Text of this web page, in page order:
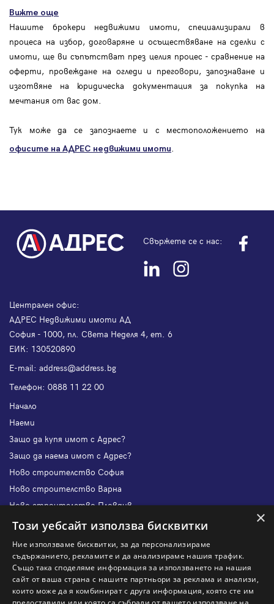
Вижте още
Нашите брокери недвижими имоти, специализирали в
процеса на избор, договаряне и осъществяване на сделки с
имоти, ще ви съпътстват през целия процес - сравнение на
оферти, провеждане на огледи и преговори, запознаване и
изготвяне на юридическа документация за покупка на
мечтания от вас дом.
Тук може да се запознаете и с местоположението на
офисите на АДРЕС недвижими имоти.
Свържете се с нас:
Централен офис:
АДРЕС Недвижими имоти АД
София - 1000, пл. Света Неделя 4, ет. 6
ЕИК: 130520890
Е-mail: address@address.bg
Телефон: 0888 11 22 00
Начало
Наеми
Защо да купя имот с Адрес?
Защо да наема имот с Адрес?
Ново строителство София
Ново строителство Варна
Ново строителство Пловдив
Ново строителство Бургас
Защо да отдам имот с Адрес?
Наши офиси
Кариери
×
Този уебсайт използва бисквитки
Ние използваме бисквитки, за да персонализираме
съдържанието, рекламите и да анализираме нашия трафик.
Също така споделяме информация за използването на нашия
сайт от ваша страна с нашите партньори за реклама и анализи,
които може да я комбинират с друга информация, която сте им